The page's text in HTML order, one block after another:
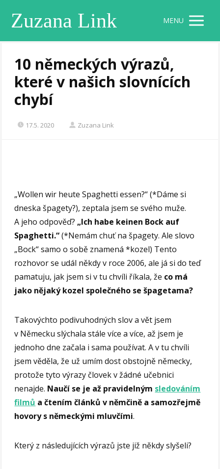
Zuzana Link MENU
10 německých výrazů,
které v našich slovnících
chybí
17.5. 2020 Zuzana Link
„Wollen wir heute Spaghetti essen?“ (*Dáme si
dneska špagety?), zeptala jsem se svého muže.
A jeho odpověď?„Ich habe keinen Bock auf
Spaghetti.“(*Nemám chuť na špagety. Ale slovo
„Bock“ samo o sobě znamená *kozel) Tento
rozhovor se udál někdy v roce 2006, ale já si do teď
pamatuju, jak jsem si v tu chvíli říkala, že co má
jako nějaký kozel společného se špagetama?
Takovýchto podivuhodných slov a vět jsem
v Německu slýchala stále více a více, až jsem je
jednoho dne začala i sama používat. A v tu chvíli
jsem věděla, že už umím dost obstojně německy,
protože tyto výrazy človek v žádné učebnici
nenajde. Naučí se je až pravidelným sledováním
filmů a čtením článků v němčině a samozřejmě
hovory s německými mluvčími.
Který z následujících výrazů jste již někdy slyšeli?